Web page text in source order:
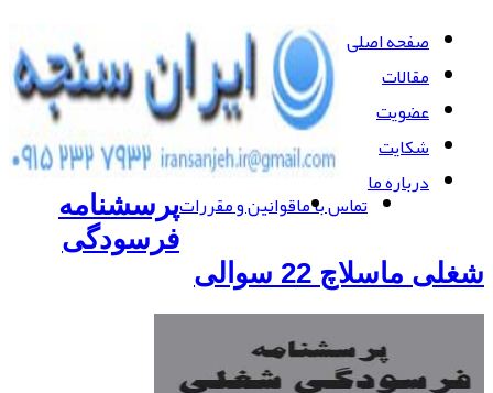
صفحه اصلی
مقالات
عضویت
شکایت
درباره ما
تماس با ماقوانین و مقرراتپرسشنامه
فرسودگی
شغلی ماسلاچ 22 سوالی